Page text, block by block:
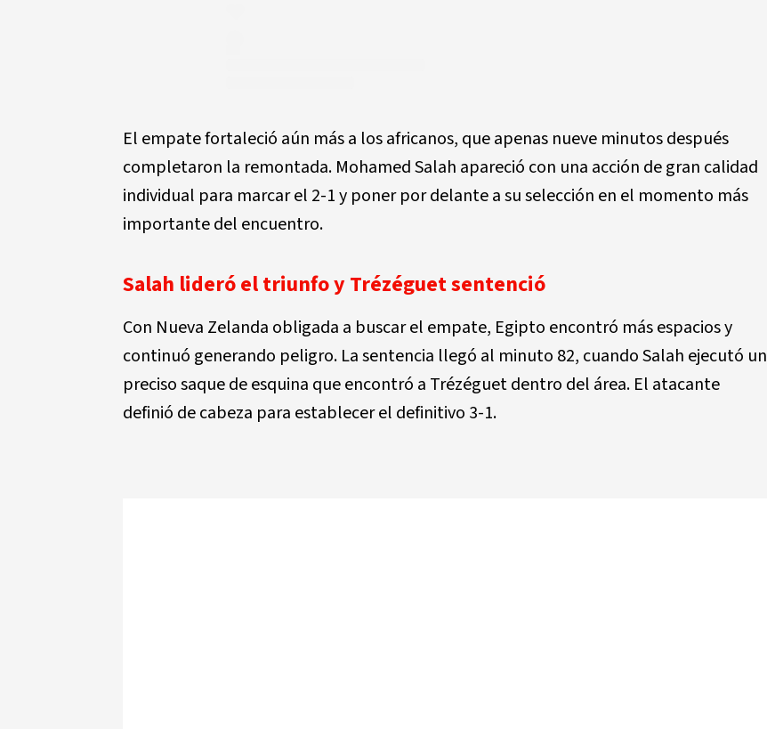
El empate fortaleció aún más a los africanos, que apenas nueve minutos después
completaron la remontada. Mohamed Salah apareció con una acción de gran calidad
individual para marcar el 2-1 y poner por delante a su selección en el momento más
importante del encuentro.
Salah lideró el triunfo y Trézéguet sentenció
Con Nueva Zelanda obligada a buscar el empate, Egipto encontró más espacios y
continuó generando peligro. La sentencia llegó al minuto 82, cuando Salah ejecutó un
preciso saque de esquina que encontró a Trézéguet dentro del área. El atacante
definió de cabeza para establecer el definitivo 3-1.